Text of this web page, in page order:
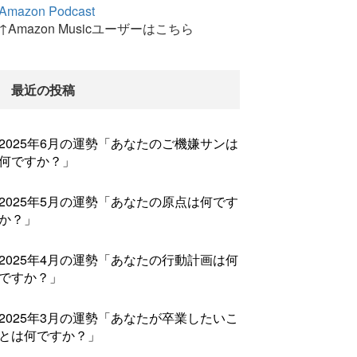
Podcast
Musicユーザーはこちら
最近の投稿
年6月の運勢「あなたのご機嫌サンは
ですか？」
年5月の運勢「あなたの原点は何です
？」
年4月の運勢「あなたの行動計画は何
すか？」
年3月の運勢「あなたが卒業したいこ
は何ですか？」